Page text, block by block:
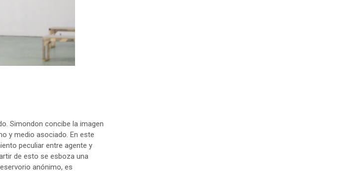
Simondon concibe la imagen
y medio asociado. En este
peculiar entre agente y
de esto se esboza una
anónimo, es